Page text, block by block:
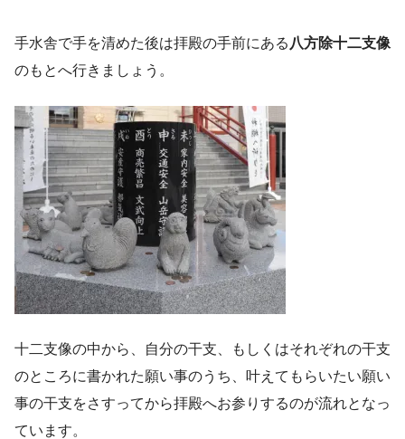
手水舎で手を清めた後は拝殿の手前にある 八方除十二支像
のもとへ行きましょう。
十二支像の中から、自分の干支、もしくはそれぞれの干支
のところに書かれた願い事のうち、叶えてもらいたい願い
事の干支をさすってから拝殿へお参りするのが流れとなっ
ています。